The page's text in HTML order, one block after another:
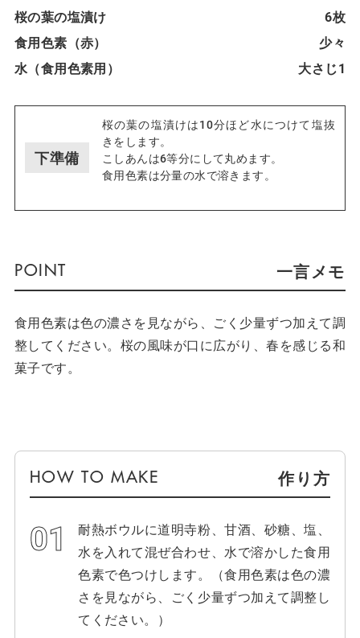
桜の葉の塩漬け
6枚
食用色素（赤）
少々
水（食用色素用）
大さじ1
下準備
桜の葉の塩漬けは10分ほど水につけて塩抜
きをします。
こしあんは6等分にして丸めます。
食用色素は分量の水で溶きます。
一言メモ
食用色素は色の濃さを見ながら、ごく少量ずつ加えて調
整してください。桜の風味が口に広がり、春を感じる和
菓子です。
作り方
耐熱ボウルに道明寺粉、甘酒、砂糖、塩、
水を入れて混ぜ合わせ、水で溶かした食用
色素で色つけします。（食用色素は色の濃
さを見ながら、ごく少量ずつ加えて調整し
てください。）